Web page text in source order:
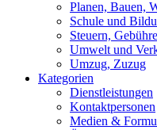
Planen, Bauen,
Schule und
Steuern,
Umwelt und
Umzug, Zuzug
Kategorien
Dienstleistungen
Kontaktpersonen
Medien &